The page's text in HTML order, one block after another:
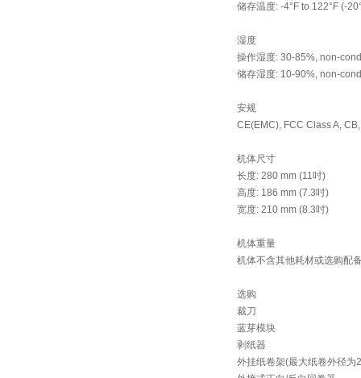
储存温度: -4°F to 122°F (-
湿度
操作湿度: 30-85%, non-
储存湿度: 10-90%, non-
安规
CE(EMC), FCC Class A,
机体尺寸
长度: 280 mm (11吋)
高度: 186 mm (7.3吋)
宽度: 210 mm (8.3吋)
机体重量
机体不含其他耗材或选购配
选购
裁刀
蓝芽模块
剥纸器
外挂纸卷架(最大纸卷外径为